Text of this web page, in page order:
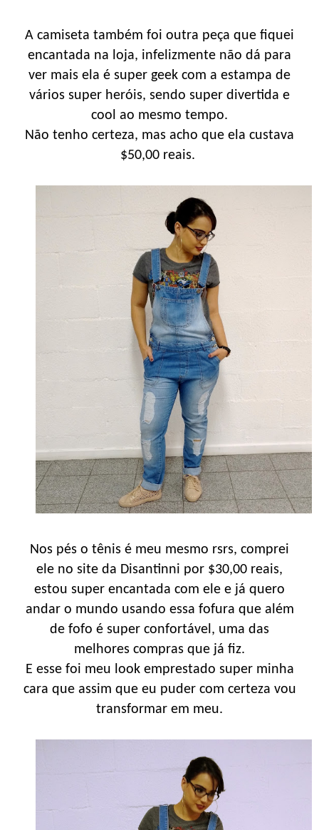
A camiseta também foi outra peça que fiquei
encantada na loja, infelizmente não dá para
ver mais ela é super geek com a estampa de
vários super heróis, sendo super divertida e
cool ao mesmo tempo.
Não tenho certeza, mas acho que ela custava
$50,00 reais.
Nos pés o tênis é meu mesmo rsrs, comprei
ele no site da Disantinni por $30,00 reais,
estou super encantada com ele e já quero
andar o mundo usando essa fofura que além
de fofo é super confortável, uma das
melhores compras que já fiz.
E esse foi meu look emprestado super minha
cara que assim que eu puder com certeza vou
transformar em meu.